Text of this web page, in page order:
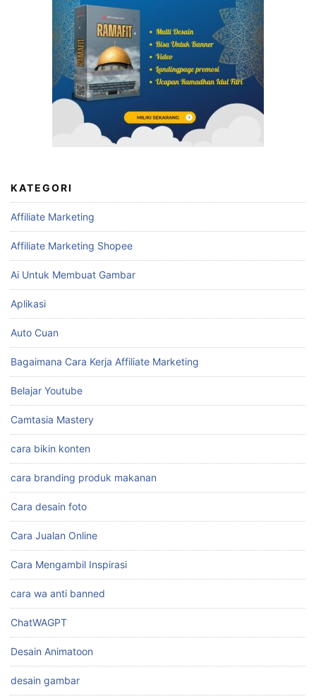
KATEGORI
Affiliate Marketing
Affiliate Marketing Shopee
Ai Untuk Membuat Gambar
Aplikasi
Auto Cuan
Bagaimana Cara Kerja Affiliate Marketing
Belajar Youtube
Camtasia Mastery
cara bikin konten
cara branding produk makanan
Cara desain foto
Cara Jualan Online
Cara Mengambil Inspirasi
cara wa anti banned
ChatWAGPT
Desain Animatoon
desain gambar